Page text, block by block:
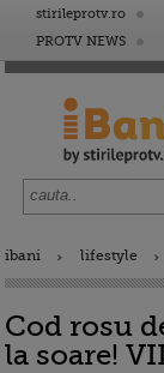
stirileprotv.ro
PROTV NEWS
ibani lifestyle
Cod rosu
la soare!